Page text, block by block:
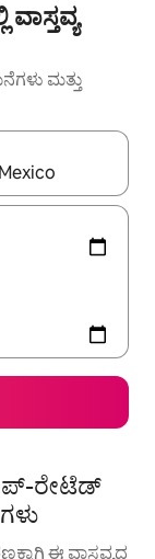
ಮತ್ತು
ಕೀಲಿಗಳೊಂದಿಗೆ
ರೇಟೆಡ್
ಈ ವಾಸ್ತವ್ಯದ